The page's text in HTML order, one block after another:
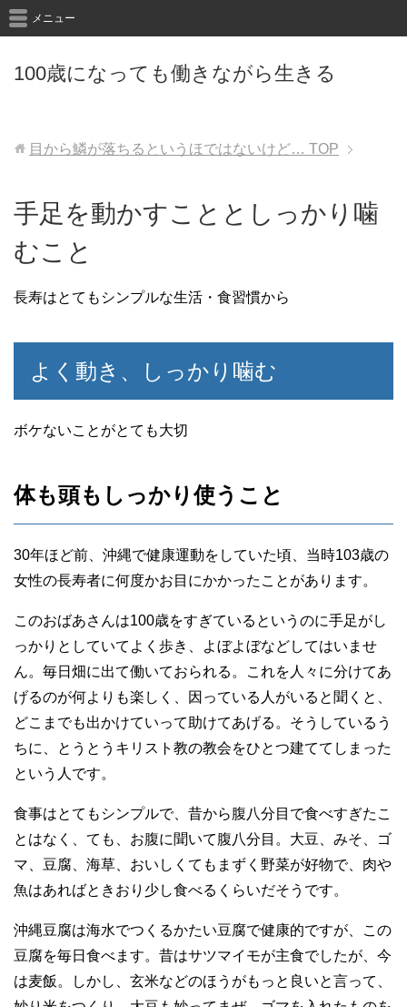
100歳になっても働きながら生きる
メニュー
目から鱗が落ちるというほではないけど… TOP
手足を動かすこととしっかり噛
むこと
長寿はとてもシンプルな生活・食習慣から
よく動き、しっかり噛む
ボケないことがとても大切
体も頭もしっかり使うこと
30年ほど前、沖縄で健康運動をしていた頃、当時103歳の
女性の長寿者に何度かお目にかかったことがあります。
このおばあさんは100歳をすぎているというのに手足がし
っかりとしていてよく歩き、よぼよぼなどしてはいませ
ん。毎日畑に出て働いておられる。これを人々に分けてあ
げるのが何よりも楽しく、因っている人がいると聞くと、
どこまでも出かけていって助けてあげる。そうしているう
ちに、とうとうキリスト教の教会をひとつ建ててしまった
という人です。
食事はとてもシンプルで、昔から腹八分目で食べすぎたこ
とはなく、ても、お腹に聞いて腹八分目。大豆、みそ、ゴ
マ、豆腐、海草、おいしくてもまずく野菜が好物で、肉や
魚はあればときおり少し食べるくらいだそうです。
沖縄豆腐は海水でつくるかたい豆腐で健康的ですが、この
豆腐を毎日食べます。昔はサツマイモが主食でしたが、今
は麦飯。しかし、玄米などのほうがもっと良いと言って、